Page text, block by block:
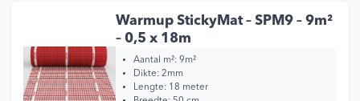
Warmup StickyMat – SPM9 – 9m²
– 0,5 x 18m
Aantal m²: 9m²
Dikte: 2mm
Lengte: 18 meter